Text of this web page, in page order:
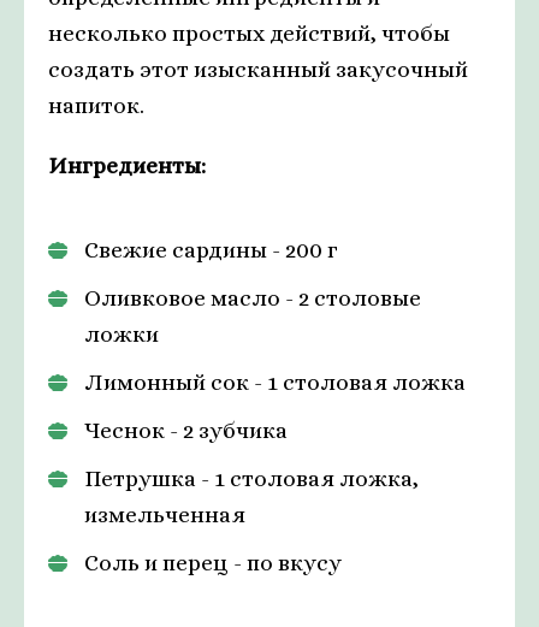
несколько простых действий, чтобы
создать этот изысканный закусочный
напиток.
Ингредиенты:
Свежие сардины - 200 г
Оливковое масло - 2 столовые
ложки
Лимонный сок - 1 столовая ложка
Чеснок - 2 зубчика
Петрушка - 1 столовая ложка,
измельченная
Соль и перец - по вкусу